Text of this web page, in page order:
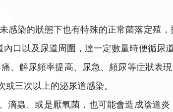
感染的狀態下也有特殊的正常菌落定殖
口以及尿道周圍，達一定數量時便循尿
、解尿頻率提高、尿急、頻尿等症狀表
三次以上的泌尿道感染。
滴蟲、或是厭氧菌，也可能會造成陰道